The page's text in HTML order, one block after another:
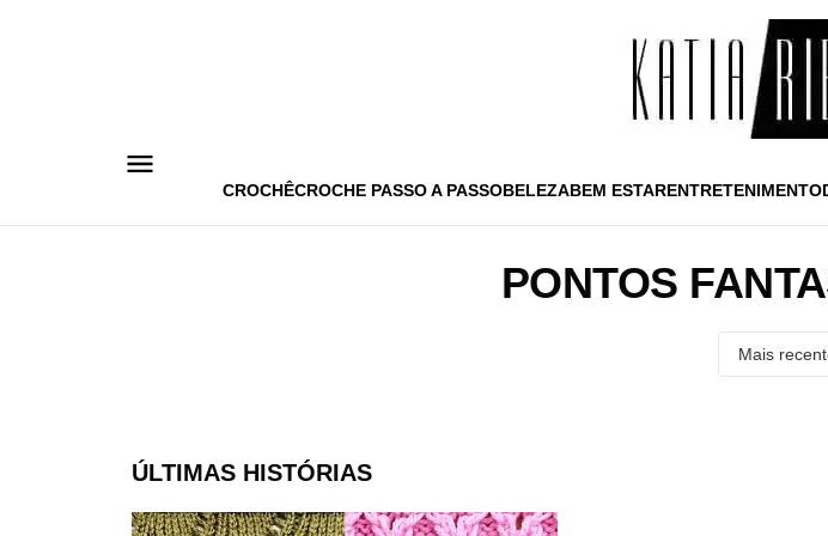
CROCHÊCROCHE PASSO A PASSOBELEZABEM ESTARENTRETENIMENTO
PONTOS
ÚLTIMAS HISTÓRIAS